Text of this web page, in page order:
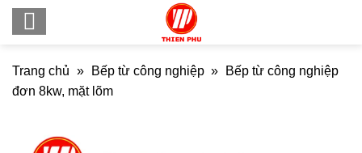
Skip
Trang chủ » Bếp từ công nghiệp »
Bếp từ công nghiệp
đơn 8kw, mặt lõm